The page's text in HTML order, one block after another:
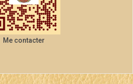
Me contacter